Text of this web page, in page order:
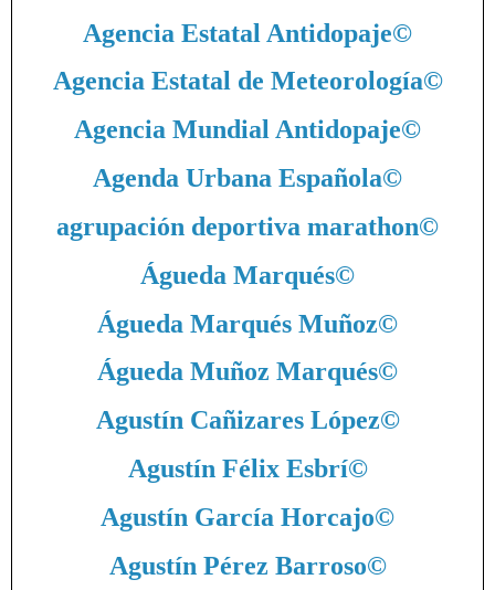
Agencia Estatal Antidopaje©
Agencia Estatal de Meteorología©
Agencia Mundial Antidopaje©
Agenda Urbana Española©
agrupación deportiva marathon©
Águeda Marqués©
Águeda Marqués Muñoz©
Águeda Muñoz Marqués©
Agustín Cañizares López©
Agustín Félix Esbrí©
Agustín García Horcajo©
Agustín Pérez Barroso©